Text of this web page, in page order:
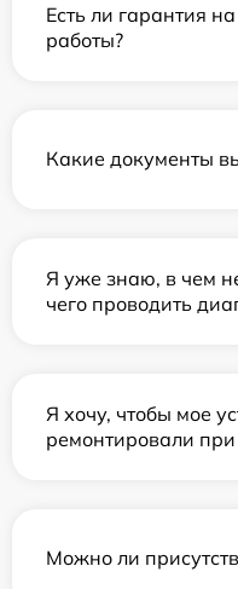
Есть ли гарантия
работы?
Какие документы
Я уже знаю, в чем
чего проводить
Я хочу, чтобы мое
ремонтировали
Можно ли